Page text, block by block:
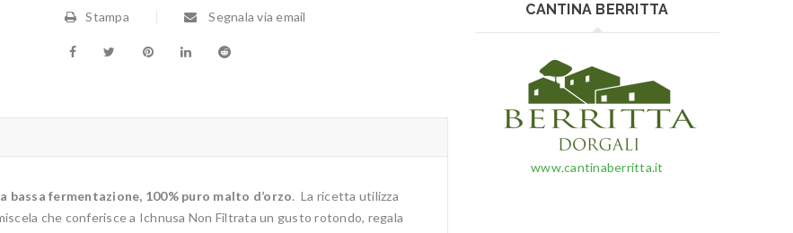
Stampa Segnala via email
bassa fermentazione, 100% puro malto d’orzo. La ricetta utilizza
che conferisce a Ichnusa Non Filtrata un gusto rotondo, regala
CANTINA BERRITTA
www.cantinaberritta.it